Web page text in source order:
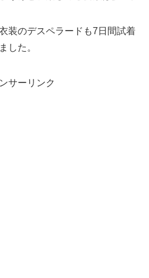
装のデスペラードも7日間試着
した。
サーリンク